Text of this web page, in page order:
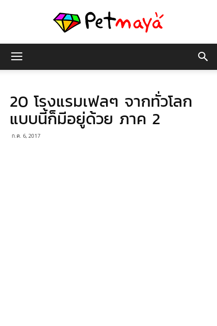
มายา
20 โรงแรมเฟลๆ จากทั่วโลก
แบบนี้ก็มีอยู่ด้วย ภาค 2
ก.ค. 6, 2017